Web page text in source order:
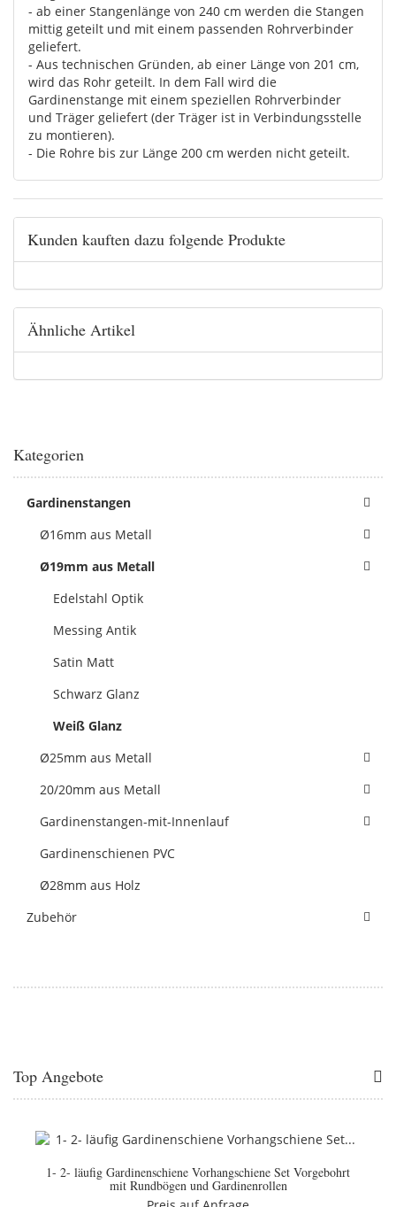
- ab einer Stangenlänge von 240 cm werden die Stangen
mittig geteilt und mit einem passenden Rohrverbinder
geliefert.
- Aus technischen Gründen, ab einer Länge von 201 cm,
wird das Rohr geteilt. In dem Fall wird die
Gardinenstange mit einem speziellen Rohrverbinder
und Träger geliefert (der Träger ist in Verbindungsstelle
zu montieren).
- Die Rohre bis zur Länge 200 cm werden nicht geteilt.
Kunden kauften dazu folgende Produkte
Ähnliche Artikel
Kategorien
Gardinenstangen
Ø16mm aus Metall
Ø19mm aus Metall
Edelstahl Optik
Messing Antik
Satin Matt
Schwarz Glanz
Weiß Glanz
Ø25mm aus Metall
20/20mm aus Metall
Gardinenstangen-mit-Innenlauf
Gardinenschienen PVC
Ø28mm aus Holz
Zubehör
Top Angebote
1- 2- läufig Gardinenschiene Vorhangschiene Set Vorgebohrt
mit Rundbögen und Gardinenrollen